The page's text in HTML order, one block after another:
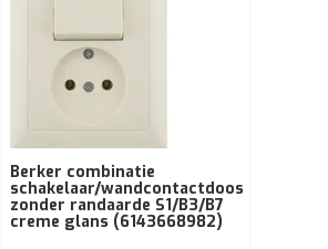
Berker combinatie
schakelaar/wandcontactdoos
zonder randaarde S1/B3/B7
creme glans (6143668982)